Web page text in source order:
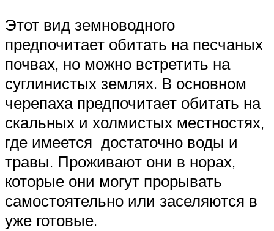
Этот вид земноводного
предпочитает обитать на песчаных
почвах, но можно встретить на
суглинистых землях. В основном
черепаха предпочитает обитать на
скальных и холмистых местностях,
где имеется достаточно воды и
травы. Проживают они в норах,
которые они могут прорывать
самостоятельно или заселяются в
уже готовые.